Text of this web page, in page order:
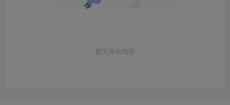
暂无评论内容